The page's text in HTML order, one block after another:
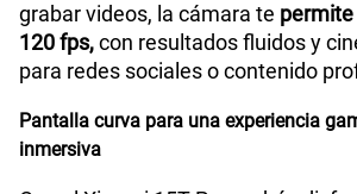
grabar videos, la cámara te
120 fps,con resultados fluidos y
para redes sociales o contenido
Pantalla curva para una experiencia
inmersiva